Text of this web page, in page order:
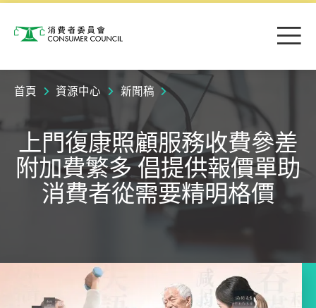
消費者委員會 目
首頁 資源中心 新聞稿
上門復康照顧服務收費參差
附加費繁多 倡提供報價單助
消費者從需要精明格價